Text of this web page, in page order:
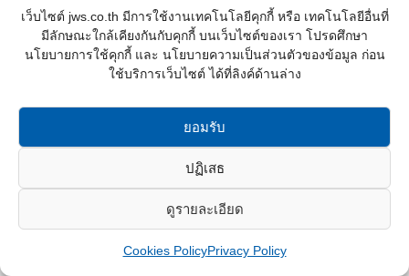
เว็บไซต์ jws.co.th มีการใช้งานเทคโนโลยีคุกกี้ หรือ เทคโนโลยีอื่นที่
มีลักษณะใกล้เคียงกันกับคุกกี้ บนเว็บไซต์ของเรา โปรดศึกษา
นโยบายการใช้คุกกี้ และ นโยบายความเป็นส่วนตัวของข้อมูล ก่อน
ใช้บริการเว็บไซต์ ได้ที่ลิงค์ด้านล่าง
ยอมรับ
ปฏิเสธ
ดูรายละเอียด
Cookies PolicyPrivacy Policy
Nist International School
JWS Construction Co.,Ltd. © 2016 All rights reserved.